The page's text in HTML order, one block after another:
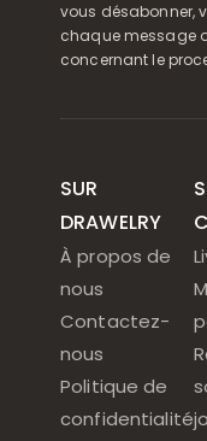
vous désabonner,
chaque message
concernant le
SUR
DRAWELRY
À propos de
nous
Contactez-
nous
Politique de
confidentialité